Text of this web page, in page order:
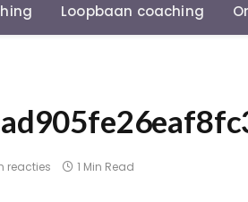
Loopbaan coaching
reacties 1 Min Read